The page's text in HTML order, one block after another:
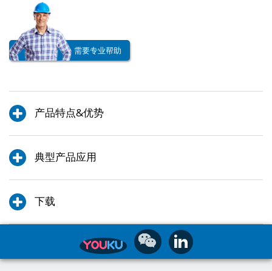
需要专业帮助
产品特点&优势
典型产品应用
下载